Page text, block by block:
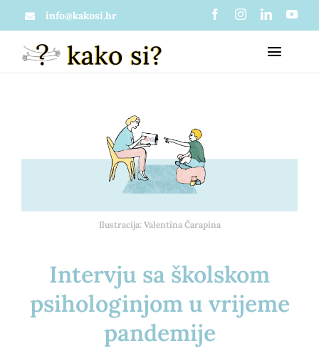
to
content
info@kakosi.hr
Što je zapravo kako si?
Psihološko savjetovanje
Projekti
Ilustracija: Valentina Čarapina
Intervju sa školskom
psihologinjom u vrijeme
pandemije